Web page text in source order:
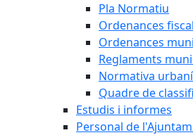
Pla Normatiu
Ordenances
Ordenances
Reglaments
Normativa
Quadre de
Estudis i informes
Personal de